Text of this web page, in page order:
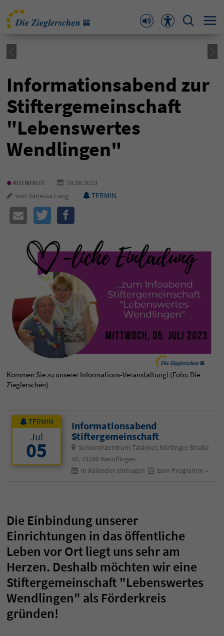
Informationsabend zur
Stiftergemeinschaft
"Lebenswertes
Wendlingen"
•ALTENHILFE
28.06.2023
von Vanessa Lang
TERMIN
Kommen Sie zu unserer Informations-Veranstaltung! (Foto: Die
Zieglerschen)
TERMIN
Jul
05
Informationsabend
Stiftergemeinschaft
Seniorenzentrum Taläcker, Nürtinger Straße
40, 73240 Wendlingen
in Kalender eintragen
zum Programm »
Die Einbindung unserer
Einrichtungen in das öffentliche
Leben vor Ort liegt uns sehr am
Herzen. Deshalb möchten wir eine
Stiftergemeinschaft "Lebenswertes
Wendlingen" als Förderkreis
gründen!